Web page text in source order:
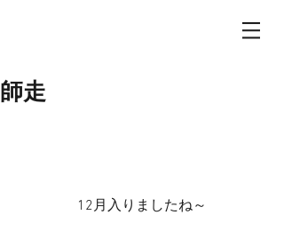
師走
12月入りましたね～